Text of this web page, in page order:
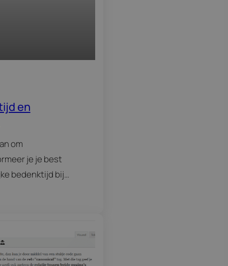
en
om
je je best
bedenktijd bij
Dat zijn